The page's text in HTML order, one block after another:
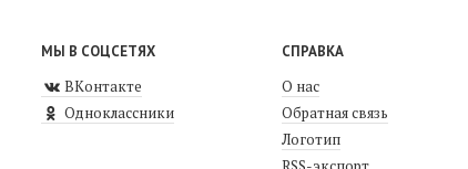
МЫ В СОЦСЕТЯХ
ВКонтакте
Одноклассники
СПРАВКА
О нас
Обратная связь
Логотип